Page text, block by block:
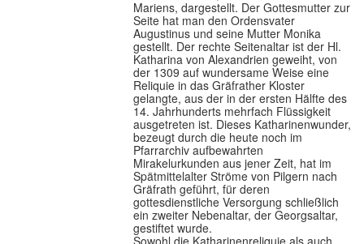
Mariens, dargestellt. Der Gottesmutter zur
Seite hat man den Ordensvater
Augustinus und seine Mutter Monika
gestellt. Der rechte Seitenaltar ist der Hl.
Katharina von Alexandrien geweiht, von
der 1309 auf wundersame Weise eine
Reliquie in das Gräfrather Kloster
gelangte, aus der in der ersten Hälfte des
14. Jahrhunderts mehrfach Flüssigkeit
ausgetreten ist. Dieses Katharinenwunder,
bezeugt durch die heute noch im
Pfarrarchiv aufbewahrten
Mirakelurkunden aus jener Zeit, hat im
Spätmittelalter Ströme von Pilgern nach
Gräfrath geführt, für deren
gottesdienstliche Versorgung schließlich
ein zweiter Nebenaltar, der Georgsaltar,
gestiftet wurde.